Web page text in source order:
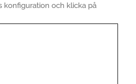
konfiguration och klicka på